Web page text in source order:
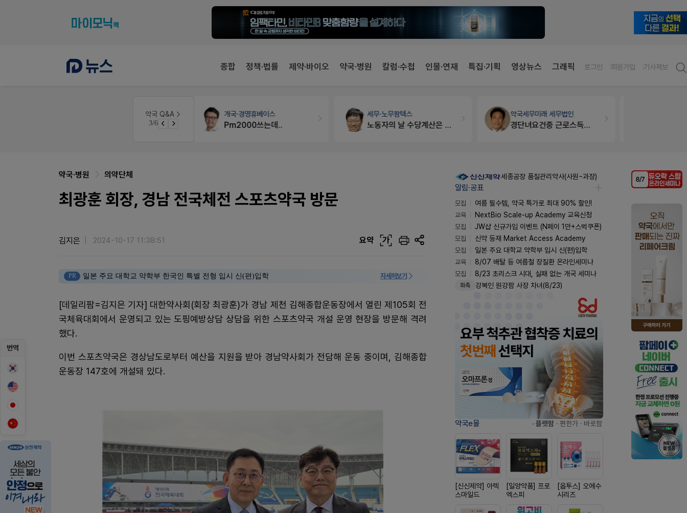
종합 정책·법률 제약·바이오 약국·병원 칼럼·수첩 인물·연재 특집·기획 영상뉴스 그래픽 로그인 회원가입 기사제보
약국 Q&A
3/6 약국 개국 대출 어떻게 받아야할지 어렵습니다
개국·경영휴베이스
Pm2000쓰는데..
세무·노무팜텍스
노동자의 날 수당계산은 어떻게 되나요
약국세무미래 세무법인
경단녀요건중 근로스득원천징수액
번역
약국·병원 의약단체
최광훈 회장, 경남 전국체전 스포츠약국 방문
김지은 2024-10-17 11:38:51 요약 가
PR 일본 주요 대학교 약학부 한국인 특별 전형 입시 신(편)입학 자세히보기
[데일리팜=김지은 기자] 대한약사회(회장 최광훈)가 경남 제천 김해종합운동장에서 열린 제105회 전
국체육대회에서 운영되고 있는 도핑예방상담 상담을 위한 스포츠약국 개설 운영 현장을 방문해 격려
했다.
이번 스포츠약국은 경상남도로부터 예산을 지원을 받아 경남약사회가 전담해 운동 중이며, 김해종합
운동장 147호에 개설돼 있다.
세종공장 품질관리약사(사원~과장)
알림·공표
모집
여름 필수템, 약국 특가로 최대 90% 할인!
교육
NextBio Scale-up Academy 교육신청
모집
JW샵 신규가입 이벤트 (N페이 1만+스벅쿠폰)
모집
신약 등재 Market Access Academy
모집
일본 주요 대학교 약학부 입시 신(편)입학
교육
8/07 배탈 등 여름철 장질환 온라인세미나
모집
8/23 초리스크 시대, 실패 없는 개국 세미나
화촉 강복인 원강팜 사장 차녀(8/23)
약국e몰 · 플랫팜 · 편한가 · 바로팜
[신신제약] 아렉
스마일드
[일양약품] 프로
엑스피
[옵투스] 오에수
시리즈